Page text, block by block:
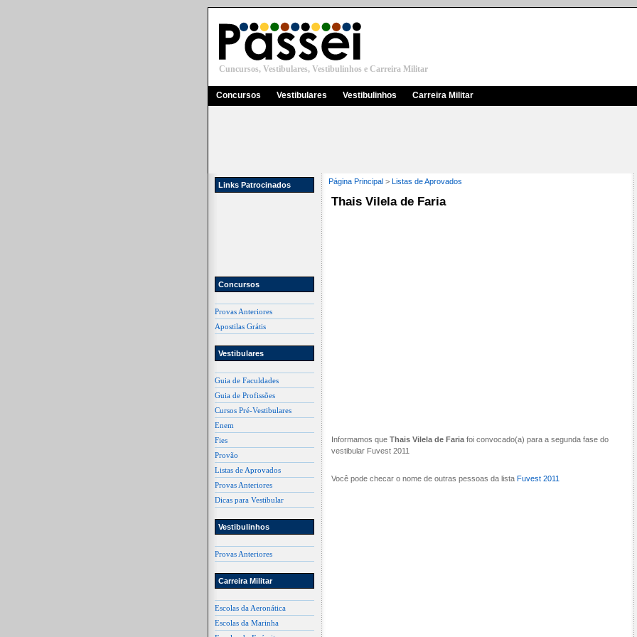
Cuncursos, Vestibulares, Vestibulinhos e Carreira Militar
Concursos Vestibulares Vestibulinhos Carreira Militar
Links Patrocinados
Concursos
Provas Anteriores
Apostilas Grátis
Vestibulares
Guia de Faculdades
Guia de Profissões
Cursos Pré-Vestibulares
Enem
Fies
Provão
Listas de Aprovados
Provas Anteriores
Dicas para Vestibular
Vestibulinhos
Provas Anteriores
Carreira Militar
Escolas da Aeronática
Escolas da Marinha
Página Principal > Listas de Aprovados
Thais Vilela de Faria
Informamos que Thais Vilela de Faria foi convocado(a) para a segunda fase do
vestibular Fuvest 2011
Você pode checar o nome de outras pessoas da lista Fuvest 2011